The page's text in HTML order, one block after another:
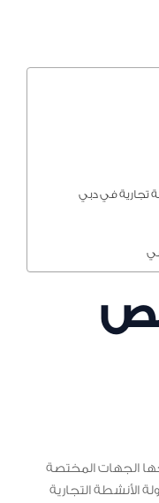
تجارية في دبي
الجهات المختصة
الأنشطة التجارية